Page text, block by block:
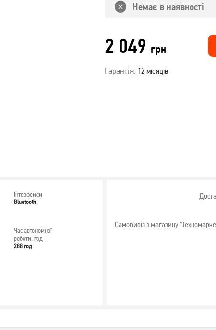
Немає в наявності
2 049 грн
Гарантія: 12 місяців
Інтерфейси
Bluetooth
Час автономної
роботи, год
288 год
Самовивіз з магазину